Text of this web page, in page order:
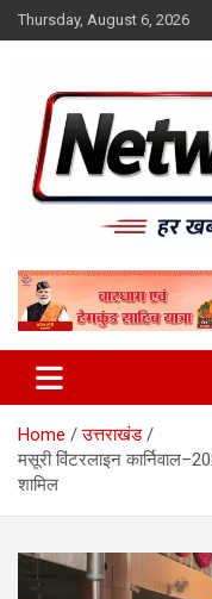
Skip
to
Thursday, August 6, 2026
Home
उत्तराखंड
मसूरी विंटरलाइन
शामिल